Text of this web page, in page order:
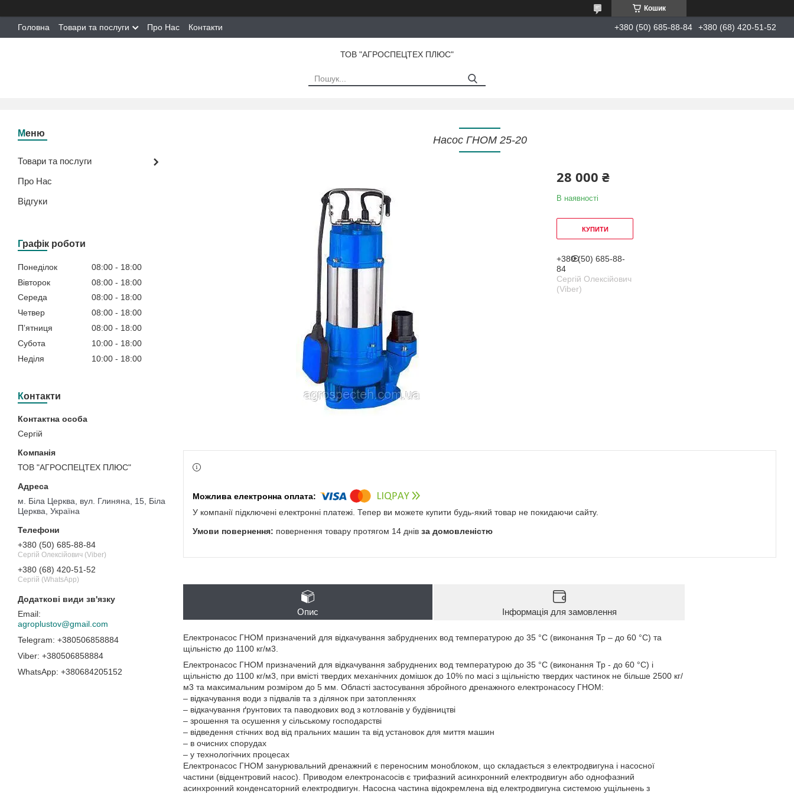
Кошик
Головна Товари та послуги Про Нас Контакти +380 (50) 685-88-84 +380 (68) 420-51-52
ТОВ "АГРОСПЕЦТЕХ ПЛЮС"
Товари та послуги
Про Нас
Відгуки
Графік роботи
Понеділок 08:00
18:00
Вівторок
08:00
18:00
Середа
08:00
18:00
Четвер
08:00
18:00
Пʼятниця
08:00
18:00
Субота
10:00
18:00
Неділя
10:00 18:00
Контакти
Сергій
ТОВ "АГРОСПЕЦТЕХ ПЛЮС"
м. Біла Церква, вул. Глиняна, 15, Біла
Церква, Україна
+380 (50) 685-88-84
Сергій Олексійович (Viber)
+380 (68) 420-51-52
Сергій (WhatsApp)
agroplustov@gmail.com
+380506858884
+380506858884
+380684205152
Насос ГНОМ 25-20
28 000 ₴
В наявності
КУПИТИ
+380 (50) 685-88-
84
Сергій Олексійович
(Viber)
У компанії підключені електронні платежі. Тепер ви можете купити будь-який товар не покидаючи сайту.
повернення товару протягом 14 днів за домовленістю
Опис Інформація для замовлення
Електронасос ГНОМ призначений для відкачування забруднених вод температурою до 35 °С (виконання Тр – до 60 °С) та
щільністю до 1100 кг/м3.
Електронасос ГНОМ призначений для відкачування забруднених вод температурою до 35 °С (виконання Тр - до 60 °С) і
щільністю до 1100 кг/м3, при вмісті твердих механічних домішок до 10% по масі з щільністю твердих частинок не більше 2500 кг/
м3 та максимальним розміром до 5 мм. Області застосування збройного дренажного електронасосу ГНОМ:
– відкачування води з підвалів та з ділянок при затопленнях
– відкачування ґрунтових та паводкових вод з котлованів у будівництві
– зрошення та осушення у сільському господарстві
– відведення стічних вод від пральних машин та від установок для миття машин
– в очисних спорудах
– у технологічних процесах
Електронасос ГНОМ занурювальний дренажний є переносним моноблоком, що складається з електродвигуна і насосної
частини (відцентровий насос). Приводом електронасосів є трифазний асинхронний електродвигун або однофазний
асинхронний конденсаторний електродвигун. Насосна частина відокремлена від електродвигуна системою ущільнень з